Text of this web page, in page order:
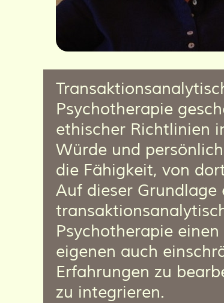
Psychotherapie
ethischer Richtlinien
Würde und
die Fähigkeit, von
Auf dieser Grundlage
Psychotherapie
eigenen auch
Erfahrungen zu
zu integrieren.